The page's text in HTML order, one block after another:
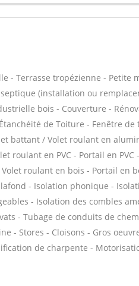
- Terrasse tropézienne - Petite
(installation ou
bois - Couverture -
de Toiture - Fenêtre
battant / Volet roulant en
roulant en PVC - Portail en
roulant en bois - Portail en
- Isolation phonique -
- Isolation des combles
- Tubage de conduits de
- Stores - Cloisons - Gros
de charpente -